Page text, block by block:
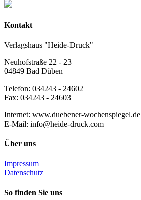
Kontakt
Verlagshaus "Heide-Druck"
Neuhofstraße 22 - 23
04849 Bad Düben
Telefon: 034243 - 24602
Fax: 034243 - 24603
Internet: www.duebener-wochenspiegel.de
E-Mail: info@heide-druck.com
Über uns
Impressum
Datenschutz
So finden Sie uns